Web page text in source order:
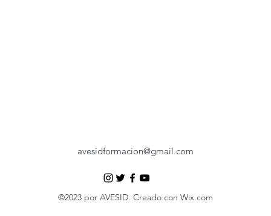
avesidformacion@gmail.com
©2023 por AVESID. Creado con Wix.com